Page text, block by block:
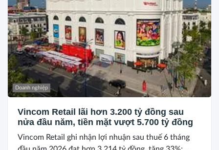
Doanh nghiệp
Vincom Retail lãi hơn 3.200 tỷ đồng sau
nửa đầu năm, tiền mặt vượt 5.700 tỷ đồng
Vincom Retail ghi nhận lợi nhuận sau thuế 6 tháng